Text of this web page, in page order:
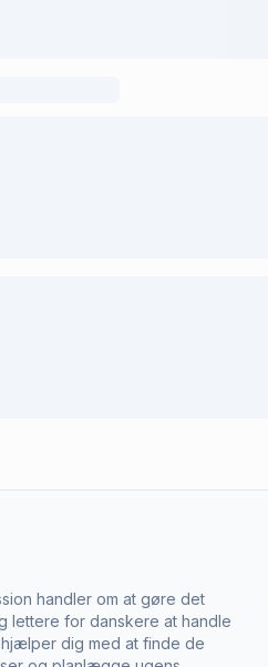
handler om at gøre det
lettere for danskere at handle
hjælper dig med at finde de